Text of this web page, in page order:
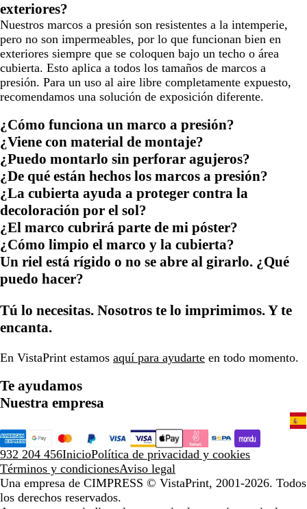
exteriores?
Nuestros marcos a presión son resistentes a la intemperie,
pero no son impermeables, por lo que funcionan bien en
exteriores siempre que se coloquen bajo un techo o área
cubierta. Esto aplica a todos los tamaños de marcos a
presión. Para un uso al aire libre completamente expuesto,
recomendamos una solución de exposición diferente.
¿Cómo funciona un marco a presión?
¿Viene con material de montaje?
¿Puedo montarlo sin perforar agujeros?
¿De qué están hechos los marcos a presión?
¿La cubierta ayuda a proteger contra la
decoloración por el sol?
¿El marco cubrirá parte de mi póster?
¿Cómo limpio el marco y la cubierta?
Un riel está rígido o no se abre al girarlo. ¿Qué
puedo hacer?
Tú lo necesitas. Nosotros te lo imprimimos. Y te
encanta.
En VistaPrint estamos aquí para ayudarte en todo momento.
Te ayudamos
Nuestra empresa
932 204 456InicioPolítica de privacidad y cookies
Términos y condicionesAviso legal
Una empresa de CIMPRESS © VistaPrint, 2001-2026. Todos
los derechos reservados.